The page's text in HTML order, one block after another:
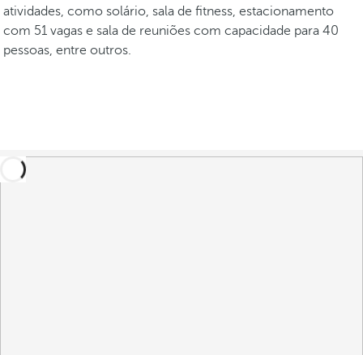
atividades, como solário, sala de fitness, estacionamento
com 51 vagas e sala de reuniões com capacidade para 40
pessoas, entre outros.